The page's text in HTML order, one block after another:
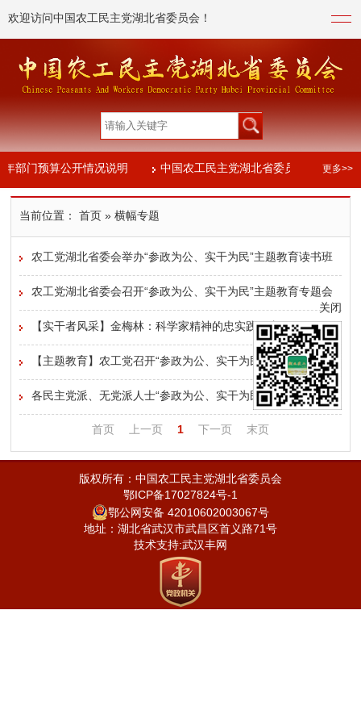
欢迎访问中国农工民主党湖北省委员会！
部门预算公开情况说明 中国农工民主党湖北省委员会2024年度
部门预算公开情况说明 中国农工民主党湖北省委员会2024年度
度部门决算信息公开
更多>>
关闭
当前位置： 首页 » 横幅专题
农工党湖北省委会举办“参政为公、实干为民”主题教育读书班
农工党湖北省委会召开“参政为公、实干为民”主题教育专题会
议
【实干者风采】金梅林：科学家精神的忠实践行者
【主题教育】农工党召开“参政为公、实干为民”主题教育动员
部署会 湖北设分会场
各民主党派、无党派人士“参政为公、实干为民”主题教育启动
会在京召开 李干杰出席并讲话
首页 上一页 1 下一页 末页
版权所有：中国农工民主党湖北省委员会
鄂ICP备17027824号-1
鄂公网安备 42010602003067号
地址：湖北省武汉市武昌区首义路71号
技术支持:武汉丰网